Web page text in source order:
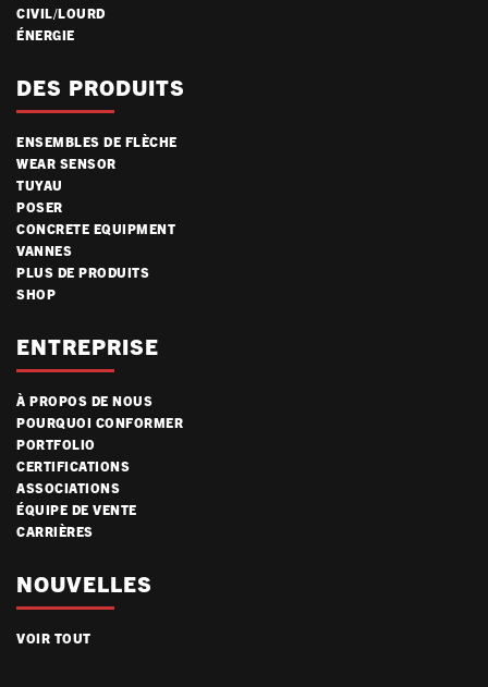
CIVIL/LOURD
ÉNERGIE
DES PRODUITS
ENSEMBLES DE FLÈCHE
WEAR SENSOR
TUYAU
POSER
CONCRETE EQUIPMENT
VANNES
PLUS DE PRODUITS
SHOP
ENTREPRISE
À PROPOS DE NOUS
POURQUOI CONFORMER
PORTFOLIO
CERTIFICATIONS
ASSOCIATIONS
ÉQUIPE DE VENTE
CARRIÈRES
NOUVELLES
VOIR TOUT